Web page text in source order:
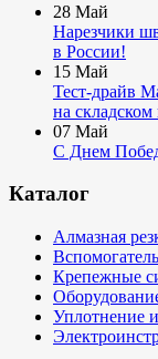
28 Май
Нарезчики
в России!
15 Май
Тест-драйв
на складском
07 Май
С Днем
Каталог
Алмазная
Крепежные
Уплотнение